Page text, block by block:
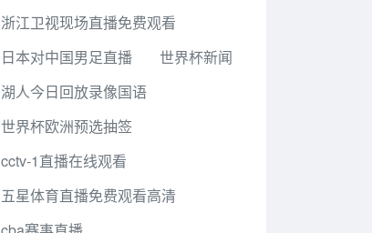
浙江卫视现场直播免费观看
日本对中国男足直播
世界杯新闻
湖人今日回放录像国语
世界杯欧洲预选抽签
cctv-1直播在线观看
五星体育直播免费观看高清